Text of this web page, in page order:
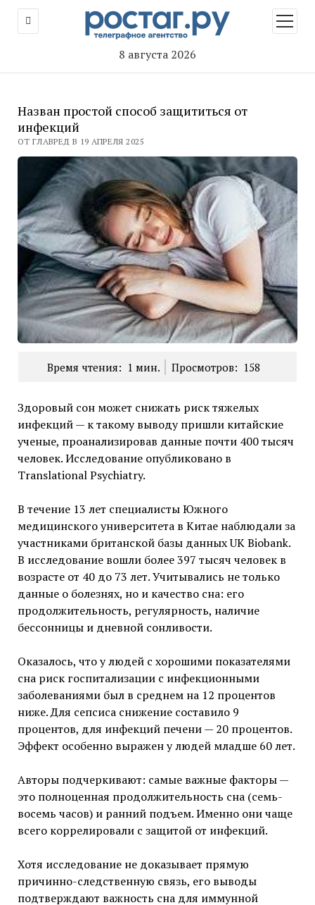
8 августа 2026
меню
Назван простой способ защититься от
инфекций
ОТ ГЛАВРЕД В 19 АПРЕЛЯ 2025
Время чтения: 1 мин. Просмотров: 158
Здоровый сон может снижать риск тяжелых
инфекций — к такому выводу пришли китайские
ученые, проанализировав данные почти 400 тысяч
человек. Исследование опубликовано в
Translational Psychiatry.
В течение 13 лет специалисты Южного
медицинского университета в Китае наблюдали за
участниками британской базы данных UK Biobank.
В исследование вошли более 397 тысяч человек в
возрасте от 40 до 73 лет. Учитывались не только
данные о болезнях, но и качество сна: его
продолжительность, регулярность, наличие
бессонницы и дневной сонливости.
Оказалось, что у людей с хорошими показателями
сна риск госпитализации с инфекционными
заболеваниями был в среднем на 12 процентов
ниже. Для сепсиса снижение составило 9
процентов, для инфекций печени — 20 процентов.
Эффект особенно выражен у людей младше 60 лет.
Авторы подчеркивают: самые важные факторы —
это полноценная продолжительность сна (семь-
восемь часов) и ранний подъем. Именно они чаще
всего коррелировали с защитой от инфекций.
Хотя исследование не доказывает прямую
причинно-следственную связь, его выводы
подтверждают важность сна для иммунной